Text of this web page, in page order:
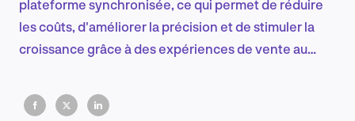
FR
plateforme synchronisée, ce qui permet de réduire
les coûts, d'améliorer la précision et de stimuler la
croissance grâce à des expériences de vente au